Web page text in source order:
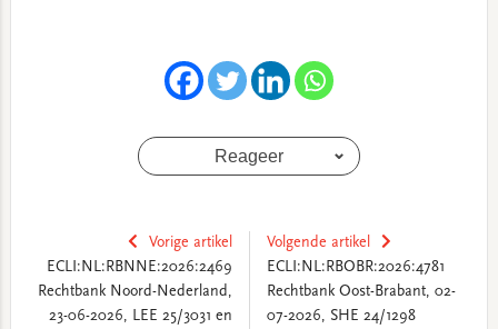
Reageer
Vorige artikel
ECLI:NL:RBNNE:2026:2469
Rechtbank Noord-Nederland,
23-06-2026, LEE 25/3031 en
Volgende artikel
ECLI:NL:RBOBR:2026:4781
Rechtbank Oost-Brabant, 02-
07-2026, SHE 24/1298